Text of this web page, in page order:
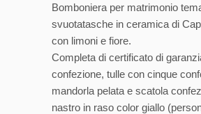
Bomboniera per matrimonio
svuotatasche in ceramica di
con limoni e fiore.
Completa di certificato di
confezione, tulle con cinque
mandorla pelata e scatola
nastro in raso color giallo